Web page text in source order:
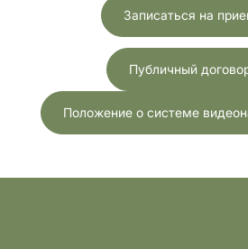
Записаться на
Публичный
Положение о системе